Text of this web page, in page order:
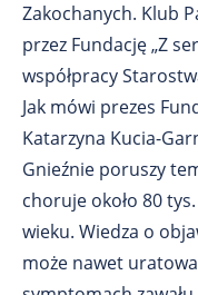
Zakochanych. Klub
przez Fundację „Z
współpracy
Jak mówi prezes
Katarzyna Kucia-
Gnieźnie poruszy
choruje około 80
wieku. Wiedza o
może nawet